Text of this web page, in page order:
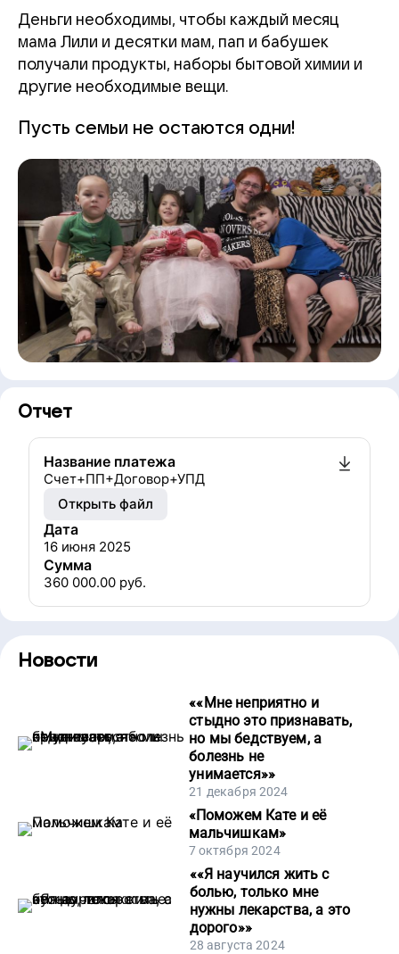
Деньги необходимы, чтобы каждый месяц
мама Лили и десятки мам, пап и бабушек
получали продукты, наборы бытовой химии и
другие необходимые вещи.
Пусть семьи не остаются одни!
Отчет
Название платежа
Счет+ПП+Договор+УПД
Открыть файл
Дата
16 июня 2025
Сумма
360 000.00 руб.
Новости
««Мне неприятно и
стыдно это признавать,
но мы бедствуем, а
болезнь не
унимается»»
21 декабря 2024
«Поможем Кате и её
мальчишкам»
7 октября 2024
««Я научился жить с
болью, только мне
нужны лекарства, а это
дорого»»
28 августа 2024